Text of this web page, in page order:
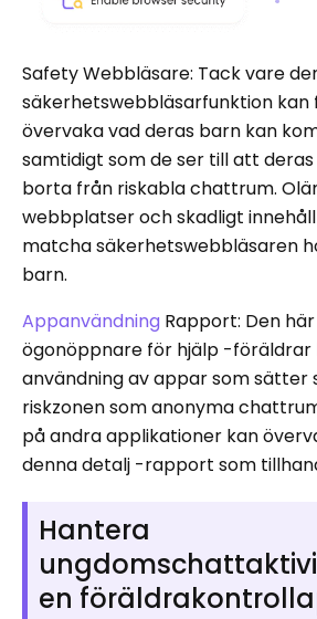
Safety Webbläsare: Tack vare
säkerhetswebbläsarfunktion
övervaka vad deras barn kan
samtidigt som de ser till att
borta från riskabla chattrum.
webbplatser och skadligt
matcha säkerhetswebbläsaren
barn.
Appanvändning Rapport: Den
ögonöppnare för hjälp -
användning av appar som sätter
riskzonen som anonyma
på andra applikationer kan
denna detalj -rapport som
Hantera
en